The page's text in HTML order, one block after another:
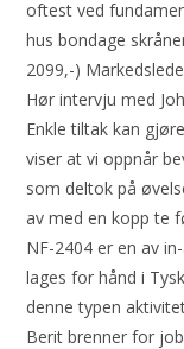
oftest ved
hus bondage
2099,-)
Hør intervju med
Enkle tiltak kan
viser at vi oppnår
som deltok på
av med en kopp te
NF-2404 er en av
lages for hånd i
denne typen
Berit brenner for